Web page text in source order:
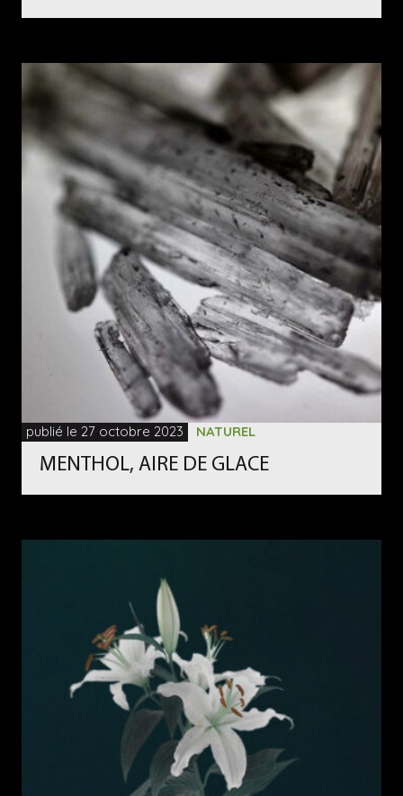
publié le 27 octobre 2023 NATUREL
MENTHOL, AIRE DE GLACE